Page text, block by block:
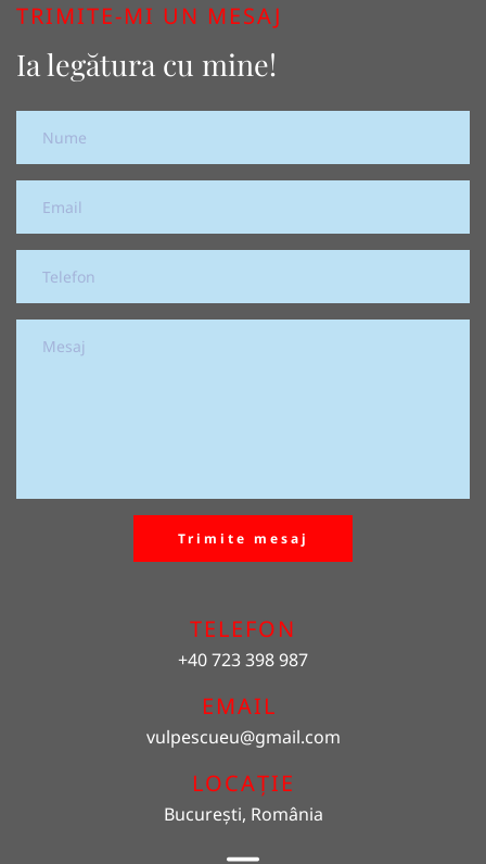
TRIMITE-MI UN MESAJ
Ia legătura cu mine!
Trimite mesaj
TELEFON
+40 723 398 987
EMAIL
vulpescueu@gmail.com
LOCAȚIE
București, România